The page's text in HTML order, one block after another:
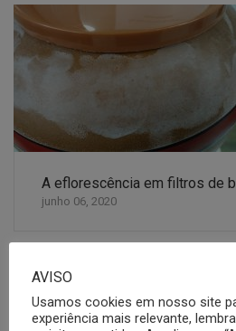
A eflorescência em filtros de
junho 06, 2020
4 COMMENTS
AVISO
Usamos cookies em nosso site
experiência mais relevante,